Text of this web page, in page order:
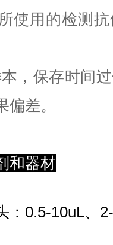
使用的检测
，保存时间
差。
和器材
：0.5-10uL、